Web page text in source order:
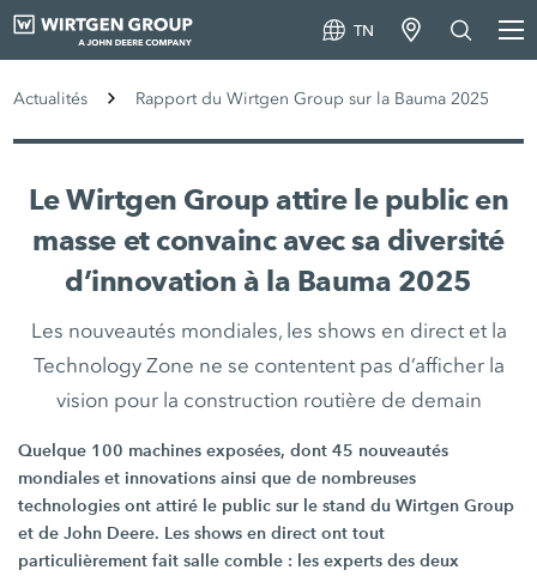
TN
Actualités Rapport du Wirtgen Group sur la Bauma 2025
Le Wirtgen Group attire le public en
masse et convainc avec sa diversité
d’innovation à la Bauma 2025
Les nouveautés mondiales, les shows en direct et la
Technology Zone ne se contentent pas d’afficher la
vision pour la construction routière de demain
Quelque 100 machines exposées, dont 45 nouveautés
mondiales et innovations ainsi que de nombreuses
technologies ont attiré le public sur le stand du Wirtgen Group
et de John Deere. Les shows en direct ont tout
particulièrement fait salle comble : les experts des deux